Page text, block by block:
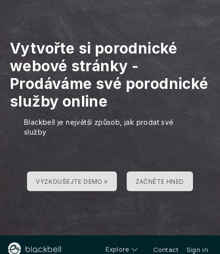
Vytvořte si porodnické
webové stránky -
Prodáváme své porodnické
služby online
Blackbell je největší způsob, jak prodat své
služby
VYZKOUŠEJTE DEMO » ZAČNĚTE HNED
Explore Contact Sign in